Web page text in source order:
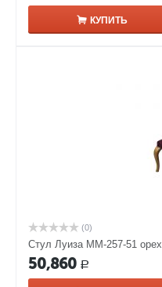
КУПИТЬ
(0)
Стул Луиза ММ-257-51 орех
50,860 Р